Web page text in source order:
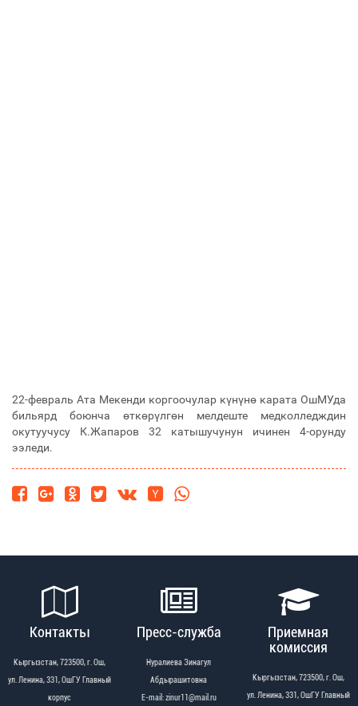
22-февраль Ата Мекенди коргоочулар күнүнө карата ОшМУда
бильярд боюнча өткөрүлгөн мелдеште медколледждин
окутуучусу К.Жапаров 32 катышучунун ичинен 4-орунду
ээледи.
Контакты
Кыргызстан, 723500, г. Ош,
ул. Ленина, 331, ОшГУ Главный
корпус
Пресс-служба
Нуралиева Зинагул
Абдырашитовна
Е-mail: zinur11@mail.ru
Приемная
комиссия
Кыргызстан, 723500, г. Ош,
ул. Ленина, 331, ОшГУ Главный